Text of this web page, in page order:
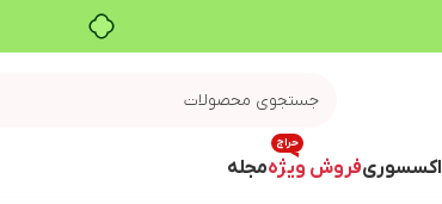
اکسسوریفروش ویژه
حراج
مجله